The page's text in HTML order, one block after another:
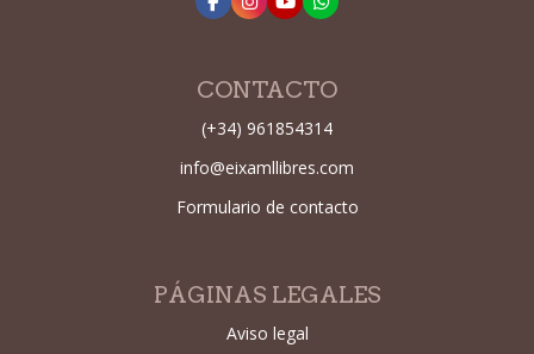
CONTACTO
(+34) 961854314
info@eixamllibres.com
Formulario de contacto
PÁGINAS LEGALES
Aviso legal